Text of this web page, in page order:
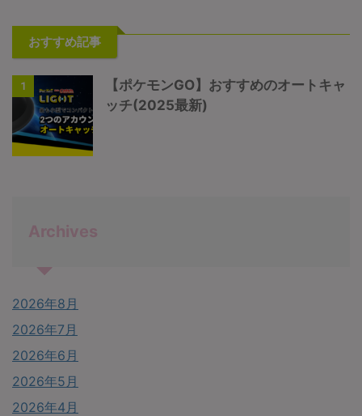
おすすめ記事
1
【ポケモンGO】おすすめのオートキャ
ッチ(2025最新)
Archives
2026年8月
2026年7月
2026年6月
2026年5月
2026年4月